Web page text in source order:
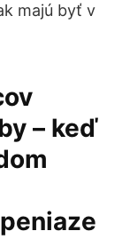
majú byť v
– keď